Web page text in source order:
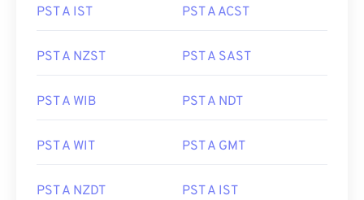
PST A IST PST A ACST
PST A NZST PST A SAST
PST A WIB PST A NDT
PST A WIT PST A GMT
PST A NZDT PST A IST